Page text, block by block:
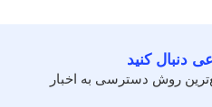
دنبال کنید
روش دسترسی به اخبار